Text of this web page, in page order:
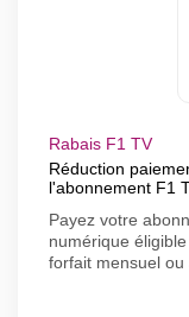
Rabais F1 TV
Réduction
l'abonnement F1
Payez votre
numérique
forfait mensuel ou